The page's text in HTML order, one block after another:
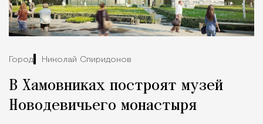
Город Николай Спиридонов
В Хамовниках построят музей
Новодевичьего монастыря